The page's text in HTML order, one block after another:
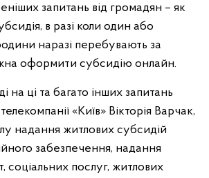
запитань від громадян – як
в разі коли один або
наразі перебувають за
оформити субсидію онлайн.
на ці та багато інших запитань
«Київ» Вікторія Варчак,
надання житлових субсидій
забезпечення, надання
соціальних послуг, житлових